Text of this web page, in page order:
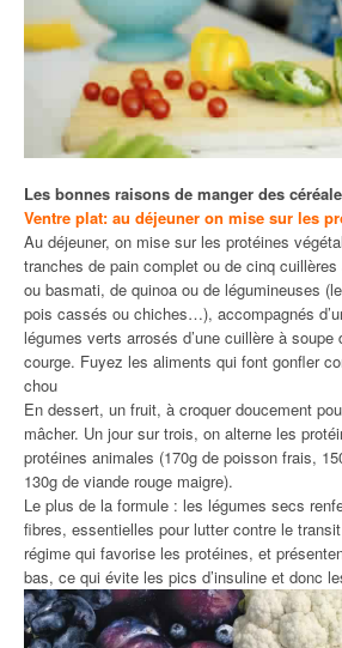
Les bonnes raisons de manger des
Ventre plat: au déjeuner on mise sur les
Au déjeuner, on mise sur les protéines
tranches de pain complet ou de cinq
ou basmati, de quinoa ou de légumineuses
pois cassés ou chiches…), accompagnés
légumes verts arrosés d’une cuillère à soupe
courge. Fuyez les aliments qui font gonfler
chou
En dessert, un fruit, à croquer doucement
mâcher. Un jour sur trois, on alterne les
protéines animales (170g de poisson frais,
130g de viande rouge maigre).
Le plus de la formule : les légumes secs
fibres, essentielles pour lutter contre le
régime qui favorise les protéines, et
bas, ce qui évite les pics d’insuline et donc